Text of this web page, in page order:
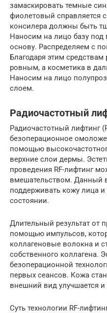
замаскировать темные
фиолетовый справляется
консилера должны быть
Наносим на лицо базу
основу. Распределяем с
Благодаря этим
ровным, а косметика в
Наносим на лицо
слоем.
Радиочастотный
Радиочастотный лифтинг
безоперационное
помощью
верхние слои дермы.
проведения RF-лифтинг
вмешательством. Данный
поддерживать кожу лица
состоянии.
Длительный результат от
помощью импульсов,
коллагеновые волокна и
собственного коллагена.
безоперационной
первых сеансов. Кожа
внешний вид улучшается и
Суть технологии RF-